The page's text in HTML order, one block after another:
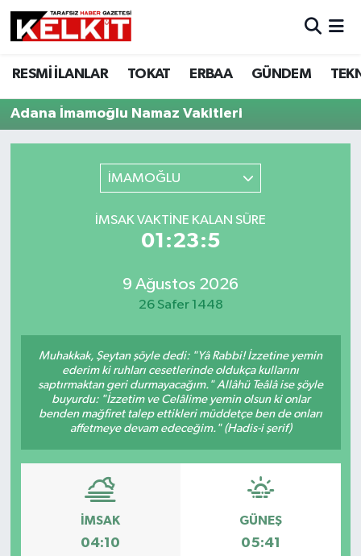
RESMİ İLANLAR TOKAT ERBAA GÜNDEM
Adana İmamoğlu Namaz Vakitleri
İMAMOĞLU
İMSAK VAKTINE KALAN SÜRE
01:23:5
9 Ağustos 2026
26 Safer 1448
Muhakkak, Şeytan şöyle dedi: "Yâ Rabbi! İzzetine yemin
ederim ki ruhları cesetlerinde oldukça kullarını
saptırmaktan geri durmayacağım." Allâhü Teâlâ ise şöyle
buyurdu: "İzzetim ve Celâlime yemin olsun ki onlar
benden mağfiret talep ettikleri müddetçe ben de onları
affetmeye devam edeceğim." (Hadis-i şerif)
İMSAK
04:10
GÜNEŞ
05:41